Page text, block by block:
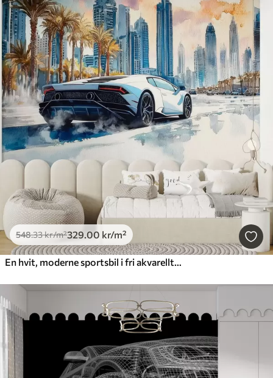
548.33kr/m²329.00 kr/m²
En hvit, moderne sportsbil i fri akvarellteknikk kjører mot en bakgrunn av palmer og skyskrapere